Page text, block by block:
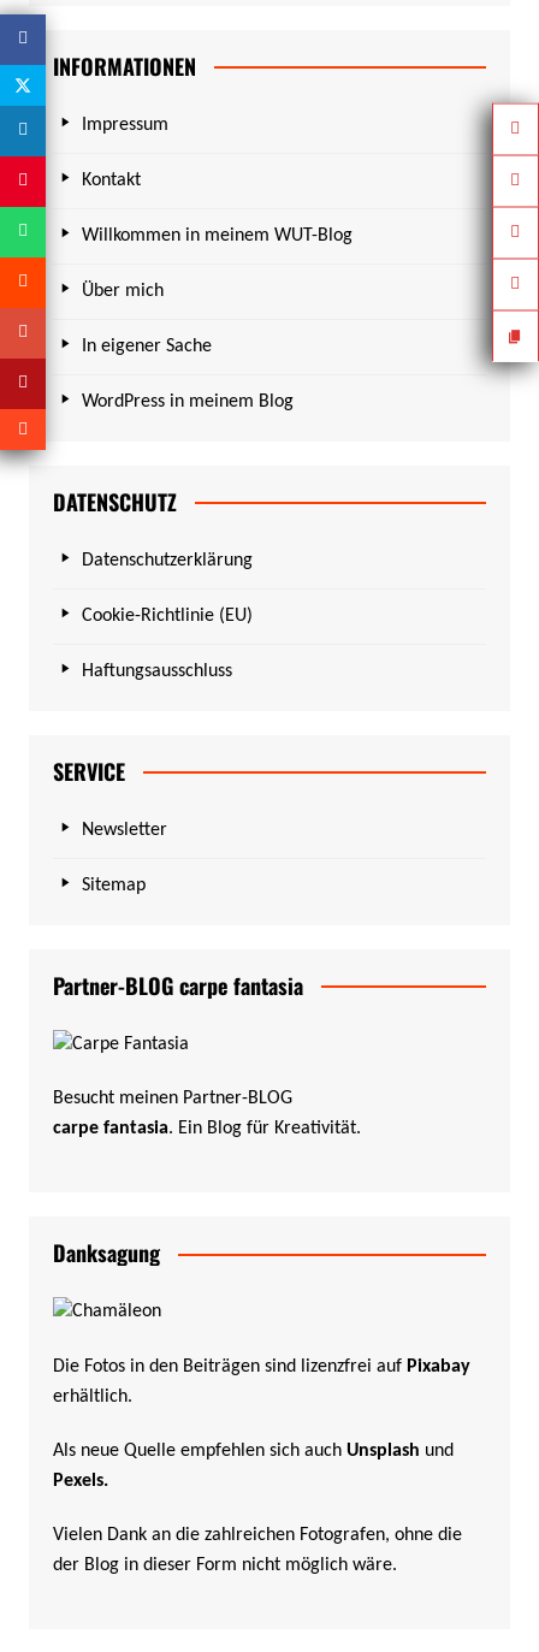
INFORMATIONEN
Impressum
Kontakt
Willkommen in meinem WUT-Blog
Über mich
In eigener Sache
WordPress in meinem Blog
DATENSCHUTZ
Datenschutzerklärung
Cookie-Richtlinie (EU)
Haftungsausschluss
SERVICE
Newsletter
Sitemap
Partner-BLOG carpe fantasia
Besucht meinen Partner-BLOG
carpe fantasia. Ein Blog für Kreativität.
Danksagung
Die Fotos in den Beiträgen sind lizenzfrei auf Pixabay
erhältlich.
Als neue Quelle empfehlen sich auch Unsplash und
Pexels.
Vielen Dank an die zahlreichen Fotografen, ohne die
der Blog in dieser Form nicht möglich wäre.